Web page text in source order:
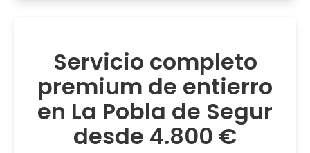
Servicio completo
premium de entierro
en La Pobla de Segur
desde 4.800 €